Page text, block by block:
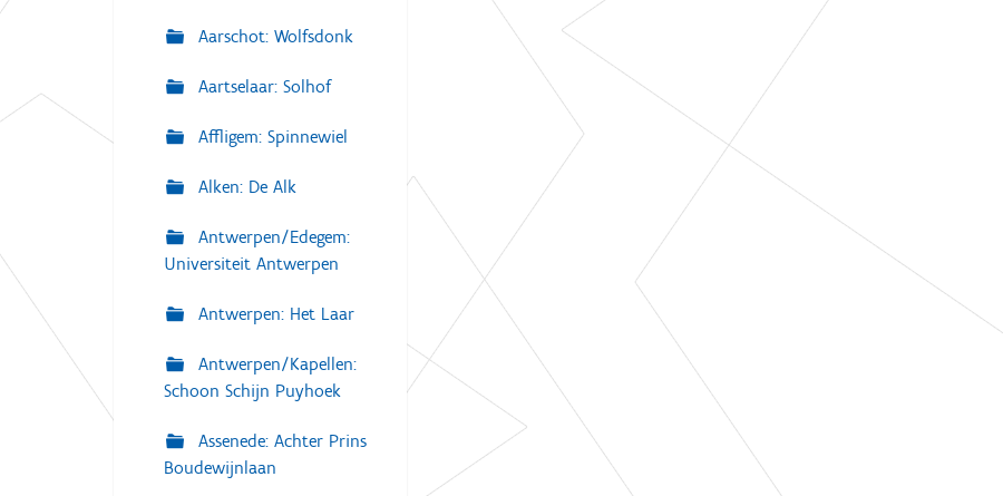
Aarschot: Wolfsdonk
Aartselaar: Solhof
Affligem: Spinnewiel
Alken: De Alk
Antwerpen/Edegem:
Universiteit Antwerpen
Antwerpen: Het Laar
Antwerpen/Kapellen:
Schoon Schijn Puyhoek
Assenede: Achter Prins
Boudewijnlaan